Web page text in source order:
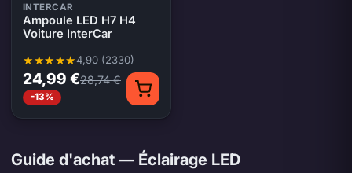
INTERCAR
Ampoule LED H7 H4
Voiture InterCar
4,90 (2330)
Note moyenne 4,90 sur 5, 2330 évaluations
24,99 €28,74 €
-13%
Guide d'achat — Éclairage LED